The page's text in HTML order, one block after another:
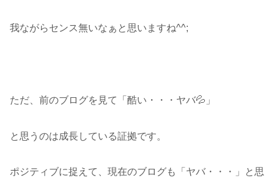
我ながらセンス無いなぁと思いますね^^;
ただ、前のブログを見て「酷い・・・ヤバ💦」
と思うのは成長している証拠です。
ポジティブに捉えて、現在のブログも「ヤバ・・・」と思